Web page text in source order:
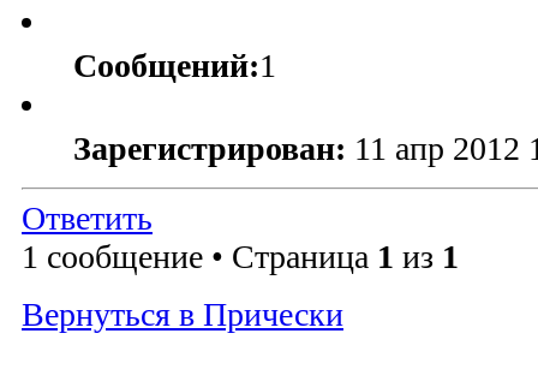
Сообщений:1
Зарегистрирован: 11 апр 2012
Ответить
1 сообщение • Страница 1 из 1
Вернуться в Прически